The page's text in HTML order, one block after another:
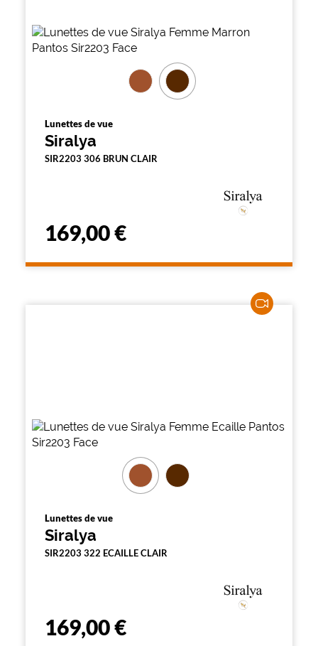
Lunettes de vue
Siralya
SIR2203 306 BRUN CLAIR
169,00 €
Lunettes de vue
Siralya
SIR2203 322 ECAILLE CLAIR
169,00 €